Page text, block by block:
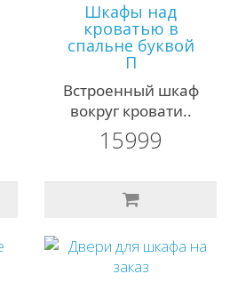
Шкафы над
кроватью в
спальне буквой
П
Встроенный шкаф
вокруг кровати..
15999